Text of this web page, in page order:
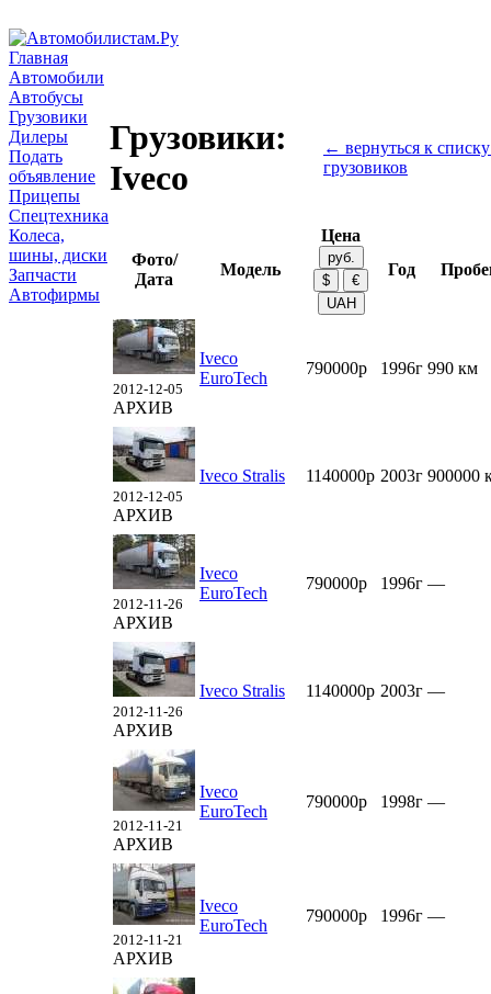
Главная
Автомобили
Автобусы
Грузовики
Дилеры
Подать
объявление
Прицепы
Спецтехника
Колеса,
шины, диски
Запчасти
Автофирмы
Грузовики:
Iveco
← вернуться к
грузовиков
Фото/
Дата
Модель
Цена
Год
2012-12-05
АРХИВ
Iveco
EuroTech
790000р 1996г 990 км
2012-12-05
АРХИВ
Iveco Stralis 1140000р 2003г 900000
2012-11-26
АРХИВ
Iveco
EuroTech
790000р 1996г —
2012-11-26
АРХИВ
Iveco Stralis 1140000р 2003г —
2012-11-21
АРХИВ
Iveco
EuroTech
790000р 1998г —
2012-11-21
АРХИВ
Iveco
EuroTech
790000р 1996г —